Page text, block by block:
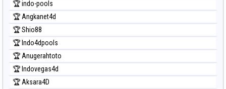
🏆 indo-pools
🏆 Angkanet4d
🏆 Shio88
🏆 Indo4dpools
🏆 Anugerahtoto
🏆 Indovegas4d
🏆 Aksara4D